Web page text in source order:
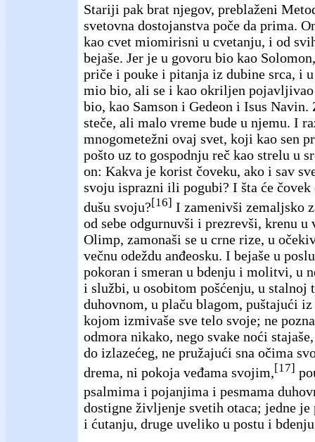
Stariji pak brat njegov, preblaženi
svetovna dostojanstva poče da prima.
kao cvet miomirisni u cvetanju, i od
bejaše. Jer je u govoru bio kao
priče i pouke i pitanja iz dubine srca, i
mio bio, ali se i kao okriljen pojavljivao
bio, kao Samson i Gedeon i Isus
steče, ali malo vreme bude u njemu. I
mnogometežni ovaj svet, koji kao sen
pošto uz to gospodnju reč kao strelu u
on: Kakva je korist čoveku, ako i sav
svoju isprazni ili pogubi? I šta će čovek
dušu svoju?[16] I zamenivši zemaljsko
od sebe odgurnuvši i prezrevši, krenu u
Olimp, zamonaši se u crne rize, u
večnu odeždu anđeosku. I bejaše u
pokoran i smeran u bdenju i molitvi, u
i službi, u osobitom pošćenju, u stalnoj
duhovnom, u plaču blagom, puštajući
kojom izmivaše sve telo svoje; ne
odmora nikako, nego svake noći
do izlazećeg, ne pružajući sna očima
drema, ni pokoja veđama svojim, [17]
psalmima i pojanjima i pesmama
dostigne življenje svetih otaca; jedne
i ćutanju, druge uveliko u postu i